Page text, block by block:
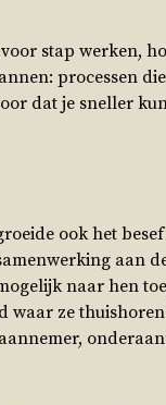
stap werken,
processen
dat je sneller
ook het
aan
naar hen
ze